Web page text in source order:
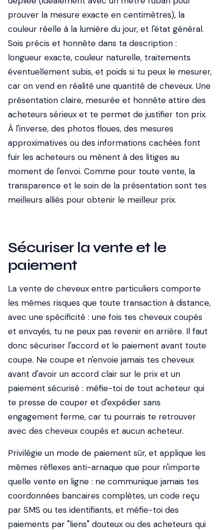
prouver la mesure exacte en centimètres), la
couleur réelle à la lumière du jour, et l'état général.
Sois précis et honnête dans ta description :
longueur exacte, couleur naturelle, traitements
éventuellement subis, et poids si tu peux le mesurer,
car on vend en réalité une quantité de cheveux. Une
présentation claire, mesurée et honnête attire des
acheteurs sérieux et te permet de justifier ton prix.
À l'inverse, des photos floues, des mesures
approximatives ou des informations cachées font
fuir les acheteurs ou mènent à des litiges au
moment de l'envoi. Comme pour toute vente, la
transparence et le soin de la présentation sont tes
meilleurs alliés pour obtenir le meilleur prix.
Sécuriser la vente et le
paiement
La vente de cheveux entre particuliers comporte
les mêmes risques que toute transaction à distance,
avec une spécificité : une fois tes cheveux coupés
et envoyés, tu ne peux pas revenir en arrière. Il faut
donc sécuriser l'accord et le paiement avant toute
coupe. Ne coupe et n'envoie jamais tes cheveux
avant d'avoir un accord clair sur le prix et un
paiement sécurisé : méfie-toi de tout acheteur qui
te presse de couper et d'expédier sans
engagement ferme, car tu pourrais te retrouver
avec des cheveux coupés et aucun acheteur.
Privilégie un mode de paiement sûr, et applique les
mêmes réflexes anti-arnaque que pour n'importe
quelle vente en ligne : ne communique jamais tes
coordonnées bancaires complètes, un code reçu
par SMS ou tes identifiants, et méfie-toi des
paiements par "liens" douteux ou des acheteurs qui